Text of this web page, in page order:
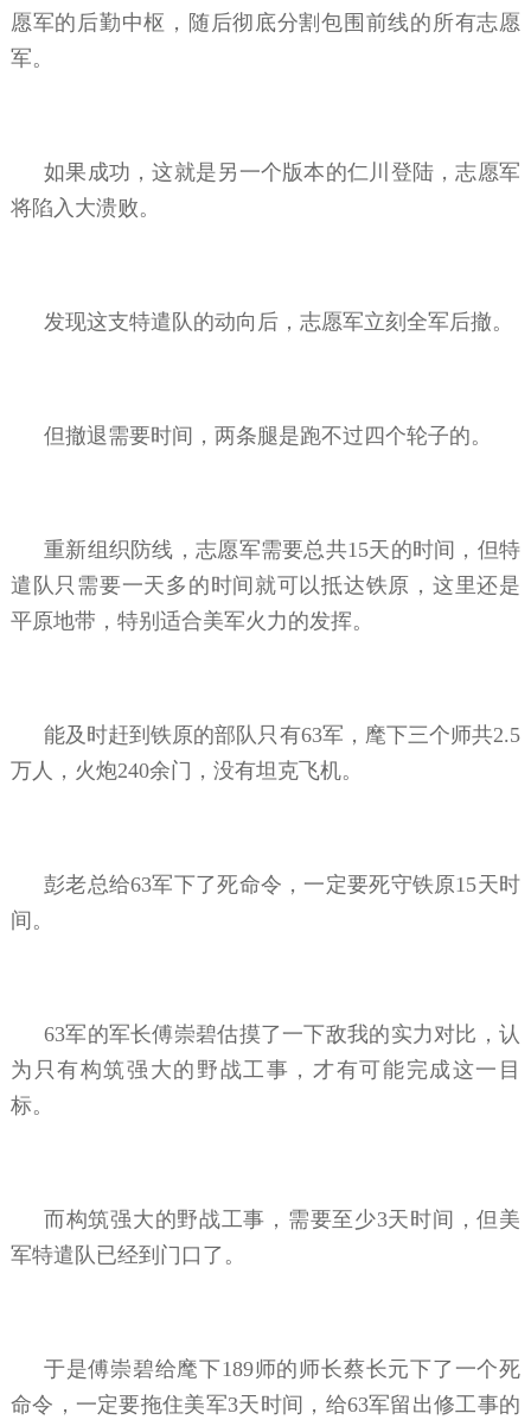
愿军的后勤中枢，随后彻底分割包围前线的所有志愿
军。
如果成功，这就是另一个版本的仁川登陆，志愿军
将陷入大溃败。
发现这支特遣队的动向后，志愿军立刻全军后撤。
但撤退需要时间，两条腿是跑不过四个轮子的。
重新组织防线，志愿军需要总共15天的时间，但特
遣队只需要一天多的时间就可以抵达铁原，这里还是
平原地带，特别适合美军火力的发挥。
能及时赶到铁原的部队只有63军，麾下三个师共2.5
万人，火炮240余门，没有坦克飞机。
彭老总给63军下了死命令，一定要死守铁原15天时
间。
63军的军长傅崇碧估摸了一下敌我的实力对比，认
为只有构筑强大的野战工事，才有可能完成这一目
标。
而构筑强大的野战工事，需要至少3天时间，但美
军特遣队已经到门口了。
于是傅崇碧给麾下189师的师长蔡长元下了一个死
命令，一定要拖住美军3天时间，给63军留出修工事的